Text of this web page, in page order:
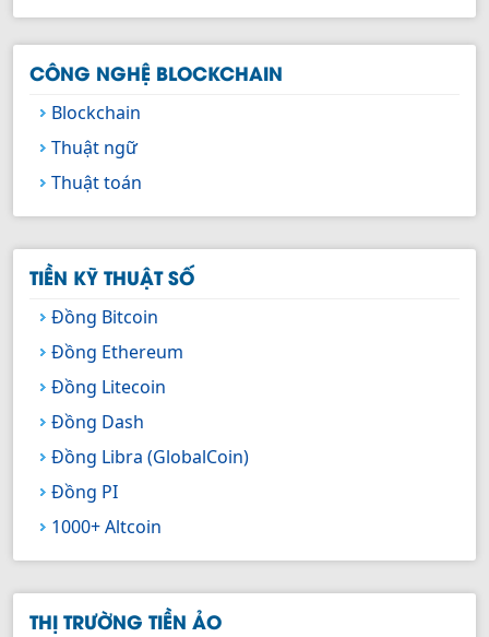
CÔNG NGHỆ BLOCKCHAIN
Blockchain
Thuật ngữ
Thuật toán
TIỀN KỸ THUẬT SỐ
Đồng Bitcoin
Đồng Ethereum
Đồng Litecoin
Đồng Dash
Đồng Libra (GlobalCoin)
Đồng PI
1000+ Altcoin
THỊ TRƯỜNG TIỀN ẢO